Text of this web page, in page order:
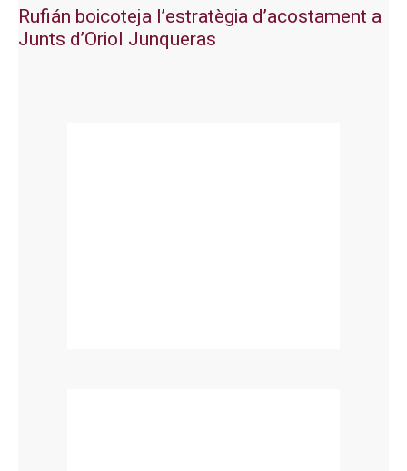
Rufián boicoteja l’estratègia d’acostament a
Junts d’Oriol Junqueras